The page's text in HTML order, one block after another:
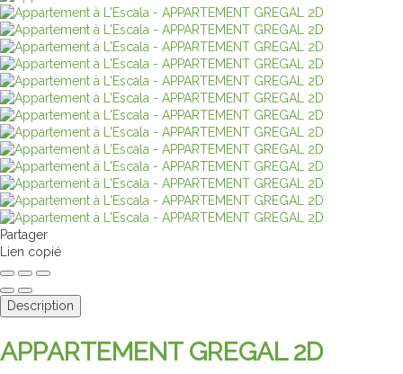
Partager
Lien copié
Description
APPARTEMENT GREGAL 2D